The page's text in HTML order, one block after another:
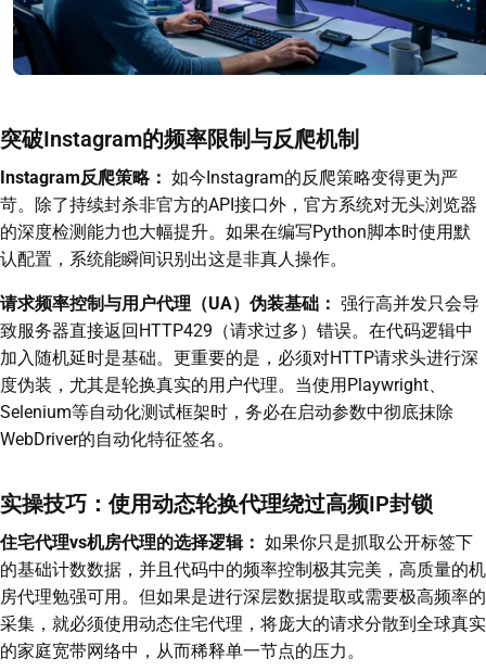
突破Instagram的频率限制与反爬机制
Instagram反爬策略： 如今Instagram的反爬策略变得更为严
苛。除了持续封杀非官方的API接口外，官方系统对无头浏览器
的深度检测能力也大幅提升。如果在编写Python脚本时使用默
认配置，系统能瞬间识别出这是非真人操作。
请求频率控制与用户代理（UA）伪装基础： 强行高并发只会导
致服务器直接返回HTTP429（请求过多）错误。在代码逻辑中
加入随机延时是基础。更重要的是，必须对HTTP请求头进行深
度伪装，尤其是轮换真实的用户代理。当使用Playwright、
Selenium等自动化测试框架时，务必在启动参数中彻底抹除
WebDriver的自动化特征签名。
实操技巧：使用动态轮换代理绕过高频IP封锁
住宅代理vs机房代理的选择逻辑： 如果你只是抓取公开标签下
的基础计数数据，并且代码中的频率控制极其完美，高质量的机
房代理勉强可用。但如果是进行深层数据提取或需要极高频率的
采集，就必须使用动态住宅代理，将庞大的请求分散到全球真实
的家庭宽带网络中，从而稀释单一节点的压力。